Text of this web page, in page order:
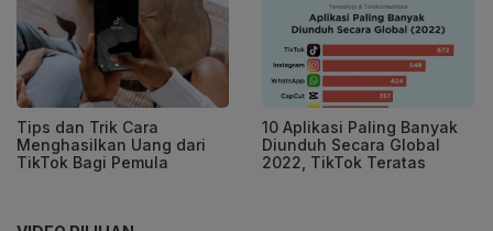
Tips dan Trik Cara
Menghasilkan Uang dari
TikTok Bagi Pemula
10 Aplikasi Paling Banyak
Diunduh Secara Global
2022, TikTok Teratas